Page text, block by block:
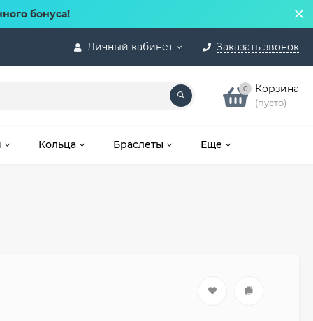
бонуса!
Личный кабинет Заказать звонок
0 Корзина
(пусто)
Кольца Браслеты Еще